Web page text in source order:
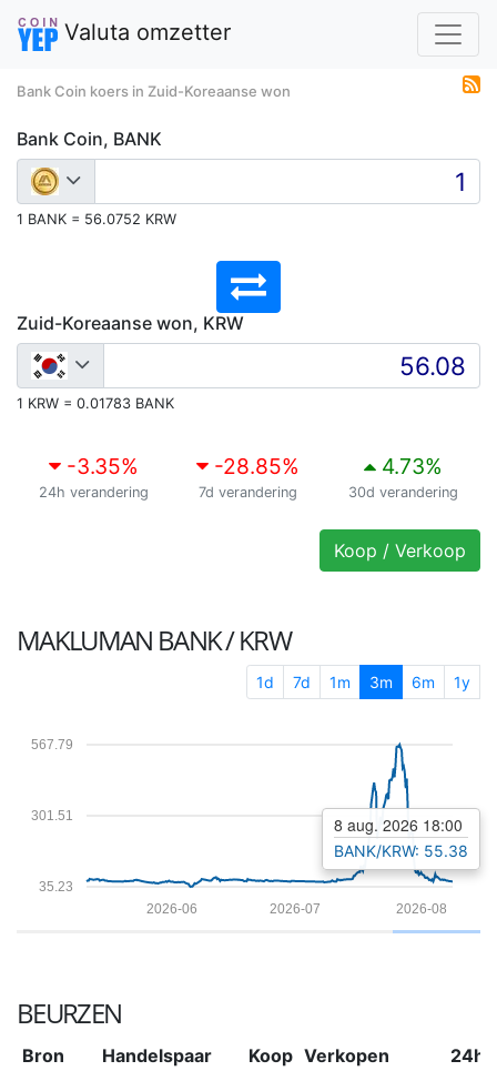
Valuta omzetter
Bank Coin koers in Zuid-Koreaanse won
Bank Coin, BANK
1 BANK = 56.0752 KRW
Zuid-Koreaanse won, KRW
1 KRW = 0.01783 BANK
-3.35%
24h verandering
-28.85%
7d verandering
4.73%
30d verandering
Koop / Verkoop
MAKLUMAN BANK / KRW
1d 7d 1m 3m 6m 1y
35.23
301.51
567.79
2026-08
2026-07
2026-06
8 aug. 2026 18:00
BANK/KRW: 55.38
BEURZEN
Bron Handelspaar Koop Verkopen
24h